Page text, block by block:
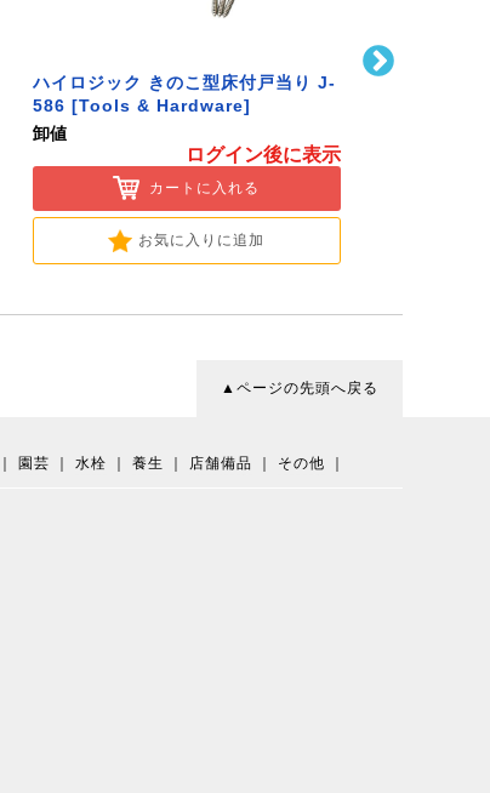
ハイロジック きのこ型床付戸当り J-
586 [Tools & Hardware]
卸値
ログイン後に表示
カートに入れる
お気に入りに追加
▲ページの先頭へ戻る
園芸 水栓 養生 店舗備品 その他